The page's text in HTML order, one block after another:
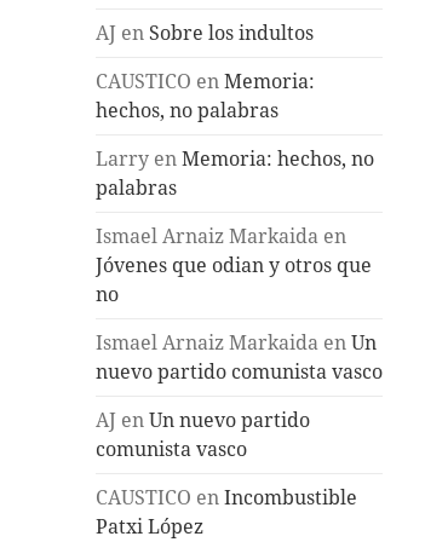
AJ en Sobre los indultos
CAUSTICO enMemoria:
hechos, no palabras
Larry enMemoria: hechos, no
palabras
Ismael Arnaiz Markaida en
Jóvenes que odian y otros que
no
Ismael Arnaiz Markaida enUn
nuevo partido comunista vasco
AJ enUn nuevo partido
comunista vasco
CAUSTICO enIncombustible
Patxi López